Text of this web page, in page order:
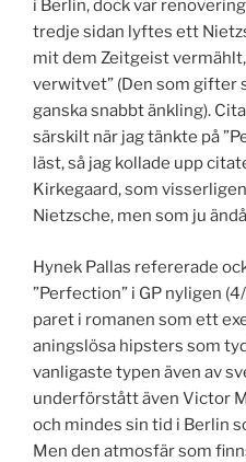
i Berlin, dock var
tredje sidan lyftes ett
mit dem Zeitgeist
verwitvet” (Den som gifter
ganska snabbt änkling).
särskilt när jag tänkte på
läst, så jag kollade upp
Kirkegaard, som
Nietzsche, men som ju
Hynek Pallas refererade
”Perfection” i GP nyligen
paret i romanen som ett
aningslösa hipsters som
vanligaste typen även av
underförstått även Victor
och mindes sin tid i Berlin
Men den atmosfär som